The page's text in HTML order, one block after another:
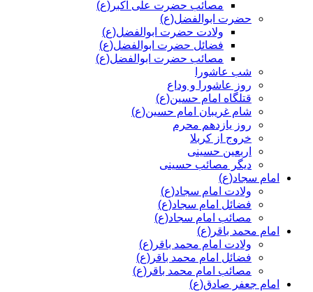
مصائب حضرت علی اکبر(ع)
حضرت ابوالفضل(ع)
ولادت حضرت ابوالفضل(ع)
فضائل حضرت ابوالفضل(ع)
مصائب حضرت ابوالفضل(ع)
شب عاشورا
روز عاشورا و وداع
قتلگاه امام حسین(ع)
شام غریبان امام حسین(ع)
روز یازدهم محرم
خروج از کربلا
اربعین حسینی
دیگر مصائب حسینی
امام سجاد(ع)
ولادت امام سجاد(ع)
فضائل امام سجاد(ع)
مصائب امام سجاد(ع)
امام محمد باقر(ع)
ولادت امام محمد باقر(ع)
فضائل امام محمد باقر(ع)
مصائب امام محمد باقر(ع)
امام جعفر صادق(ع)